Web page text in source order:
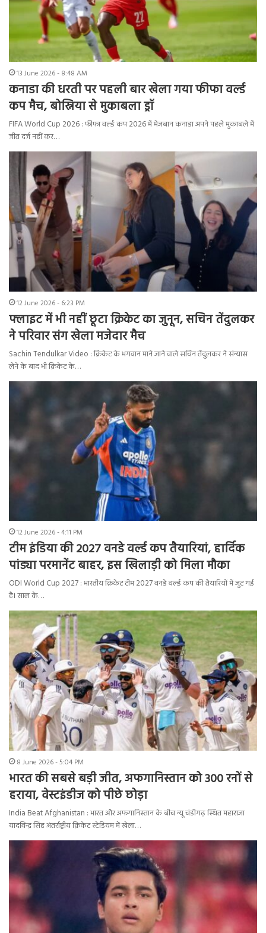
13 June 2026 - 8:48 AM
कनाडा की धरती पर पहली बार खेला गया फीफा वर्ल्ड
कप मैच, बोस्निया से मुकाबला ड्रॉ
FIFA World Cup 2026 : फीफा वर्ल्ड कप 2026 में मेजबान कनाडा अपने पहले मुकाबले में
जीत दर्ज नहीं कर…
12 June 2026 - 6:23 PM
फ्लाइट में भी नहीं छूटा क्रिकेट का जुनून, सचिन तेंदुलकर
ने परिवार संग खेला मजेदार मैच
Sachin Tendulkar Video : क्रिकेट के भगवान माने जाने वाले सचिन तेंदुलकर ने संन्यास
लेने के बाद भी क्रिकेट के…
12 June 2026 - 4:11 PM
टीम इंडिया की 2027 वनडे वर्ल्ड कप तैयारियां, हार्दिक
पांड्या परमानेंट बाहर, इस खिलाड़ी को मिला मौका
ODI World Cup 2027 : भारतीय क्रिकेट टीम 2027 वनडे वर्ल्ड कप की तैयारियों में जुट गई
है। साल के…
8 June 2026 - 5:04 PM
भारत की सबसे बड़ी जीत, अफगानिस्तान को 300 रनों से
हराया, वेस्टइंडीज को पीछे छोड़ा
India Beat Afghanistan : भारत और अफगानिस्तान के बीच न्यू चंडीगढ़ स्थित महाराजा
यादविन्द्र सिंह अंतर्राष्ट्रीय क्रिकेट स्टेडियम में खेला…